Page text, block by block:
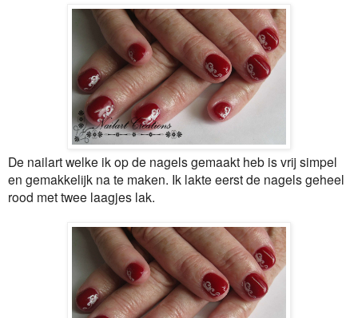
De nailart welke ik op de nagels gemaakt heb is vrij simpel
en gemakkelijk na te maken. Ik lakte eerst de nagels geheel
rood met twee laagjes lak.